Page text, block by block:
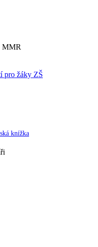
pro žáky ZŠ
knížka